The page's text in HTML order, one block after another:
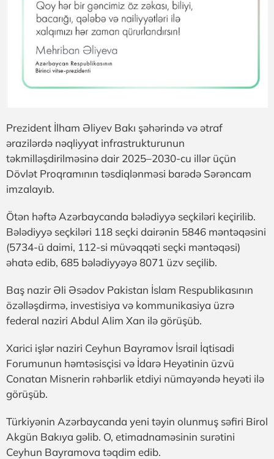
Prezident İlham Əliyev Bakı şəhərində və ətraf
ərazilərdə nəqliyyat infrastrukturunun
təkmilləşdirilməsinə dair 2025–2030-cu illər üçün
Dövlət Proqramının təsdiqlənməsi barədə Sərəncam
imzalayıb.
Ötən həftə Azərbaycanda bələdiyyə seçkiləri keçirilib.
Bələdiyyə seçkiləri 118 seçki dairənin 5846 məntəqəsini
(5734-ü daimi, 112-si müvəqqəti seçki məntəqəsi)
əhatə edib, 685 bələdiyyəyə 8071 üzv seçilib.
Baş nazir Əli Əsədov Pakistan İslam Respublikasının
özəlləşdirmə, investisiya və kommunikasiya üzrə
federal naziri Abdul Alim Xan ilə görüşüb.
Xarici işlər naziri Ceyhun Bayramov İsrail İqtisadi
Forumunun həmtəsisçisi və İdarə Heyətinin üzvü
Conatan Misnerin rəhbərlik etdiyi nümayəndə heyəti ilə
görüşüb.
Türkiyənin Azərbaycanda yeni təyin olunmuş səfiri Birol
Akgün Bakıya gəlib. O, etimadnaməsinin surətini
Ceyhun Bayramova təqdim edib.